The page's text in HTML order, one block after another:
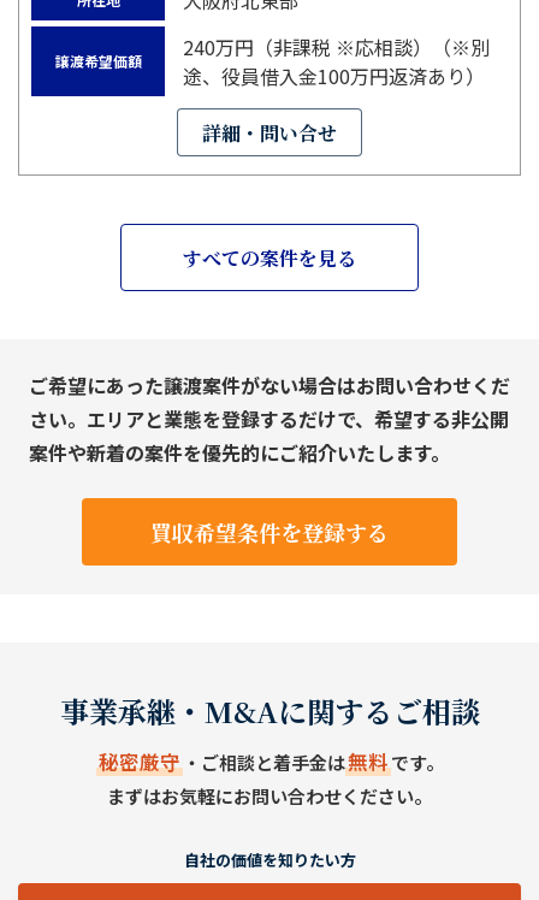
譲渡希望価額
240万円（非課税 ※応相談）（※別
途、役員借入金100万円返済あり）
詳細・問い合せ
すべての案件を見る
ご希望にあった譲渡案件がない場合はお問い合わせくだ
さい。エリアと業態を登録するだけで、希望する非公開
案件や新着の案件を優先的にご紹介いたします。
買収希望条件を登録する
事業承継・M&Aに関するご相談
秘密厳守・ご相談と着手金は無料です。
まずはお気軽にお問い合わせください。
自社の価値を知りたい方